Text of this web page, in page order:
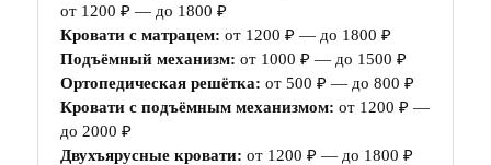
от 1200 ₽ — до 1800 ₽
Кровати с матрацем: от 1200 ₽ — до 1800 ₽
Подъёмный механизм: от 1000 ₽ — до 1500 ₽
Ортопедическая решётка: от 500 ₽ — до 800 ₽
Кровати с подъёмным механизмом: от 1200 ₽ —
до 2000 ₽
Двухъярусные кровати: от 1200 ₽ — до 1800 ₽